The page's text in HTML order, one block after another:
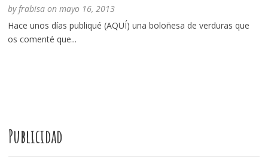
byfrabisa onmayo 16, 2013
Hace unos días publiqué (AQUÍ) una boloñesa de verduras que
os comenté que...
Publicidad